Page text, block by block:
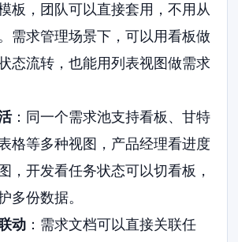
板，团队可以直接套用，不用从
需求管理场景下，可以用看板做
态流转，也能用列表视图做需求
：同一个需求池支持看板、甘特
格等多种视图，产品经理看进度
，开发看任务状态可以切看板，
多份数据。
动：需求文档可以直接关联任